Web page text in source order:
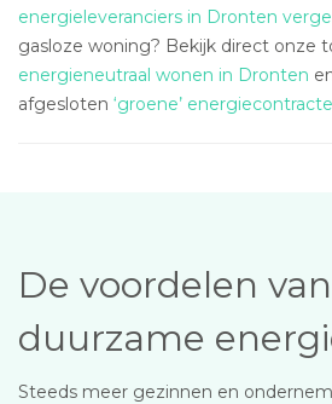
energieleveranciers in Dronten
gasloze woning? Bekijk direct onze
energieneutraal wonen in Dronten
afgesloten ‘groene’
De voordelen van
duurzame
Steeds meer gezinnen en